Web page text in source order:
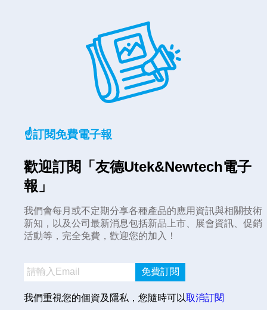
☝️訂閱免費電子報
歡迎訂閱「友德Utek&Newtech電子
報」
我們會每月或不定期分享各種產品的應用資訊與相關技術
新知，以及公司最新消息包括新品上市、展會資訊、促銷
活動等，完全免費，歡迎您的加入！
免費訂閱
我們重視您的個資及隱私，您隨時可以取消訂閱